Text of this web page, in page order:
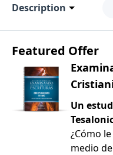
Description
Featured Offer
Un
¿Cómo
medio